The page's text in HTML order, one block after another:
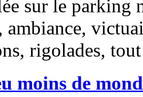
sur le parking
ambiance,
rigolades,
moins de